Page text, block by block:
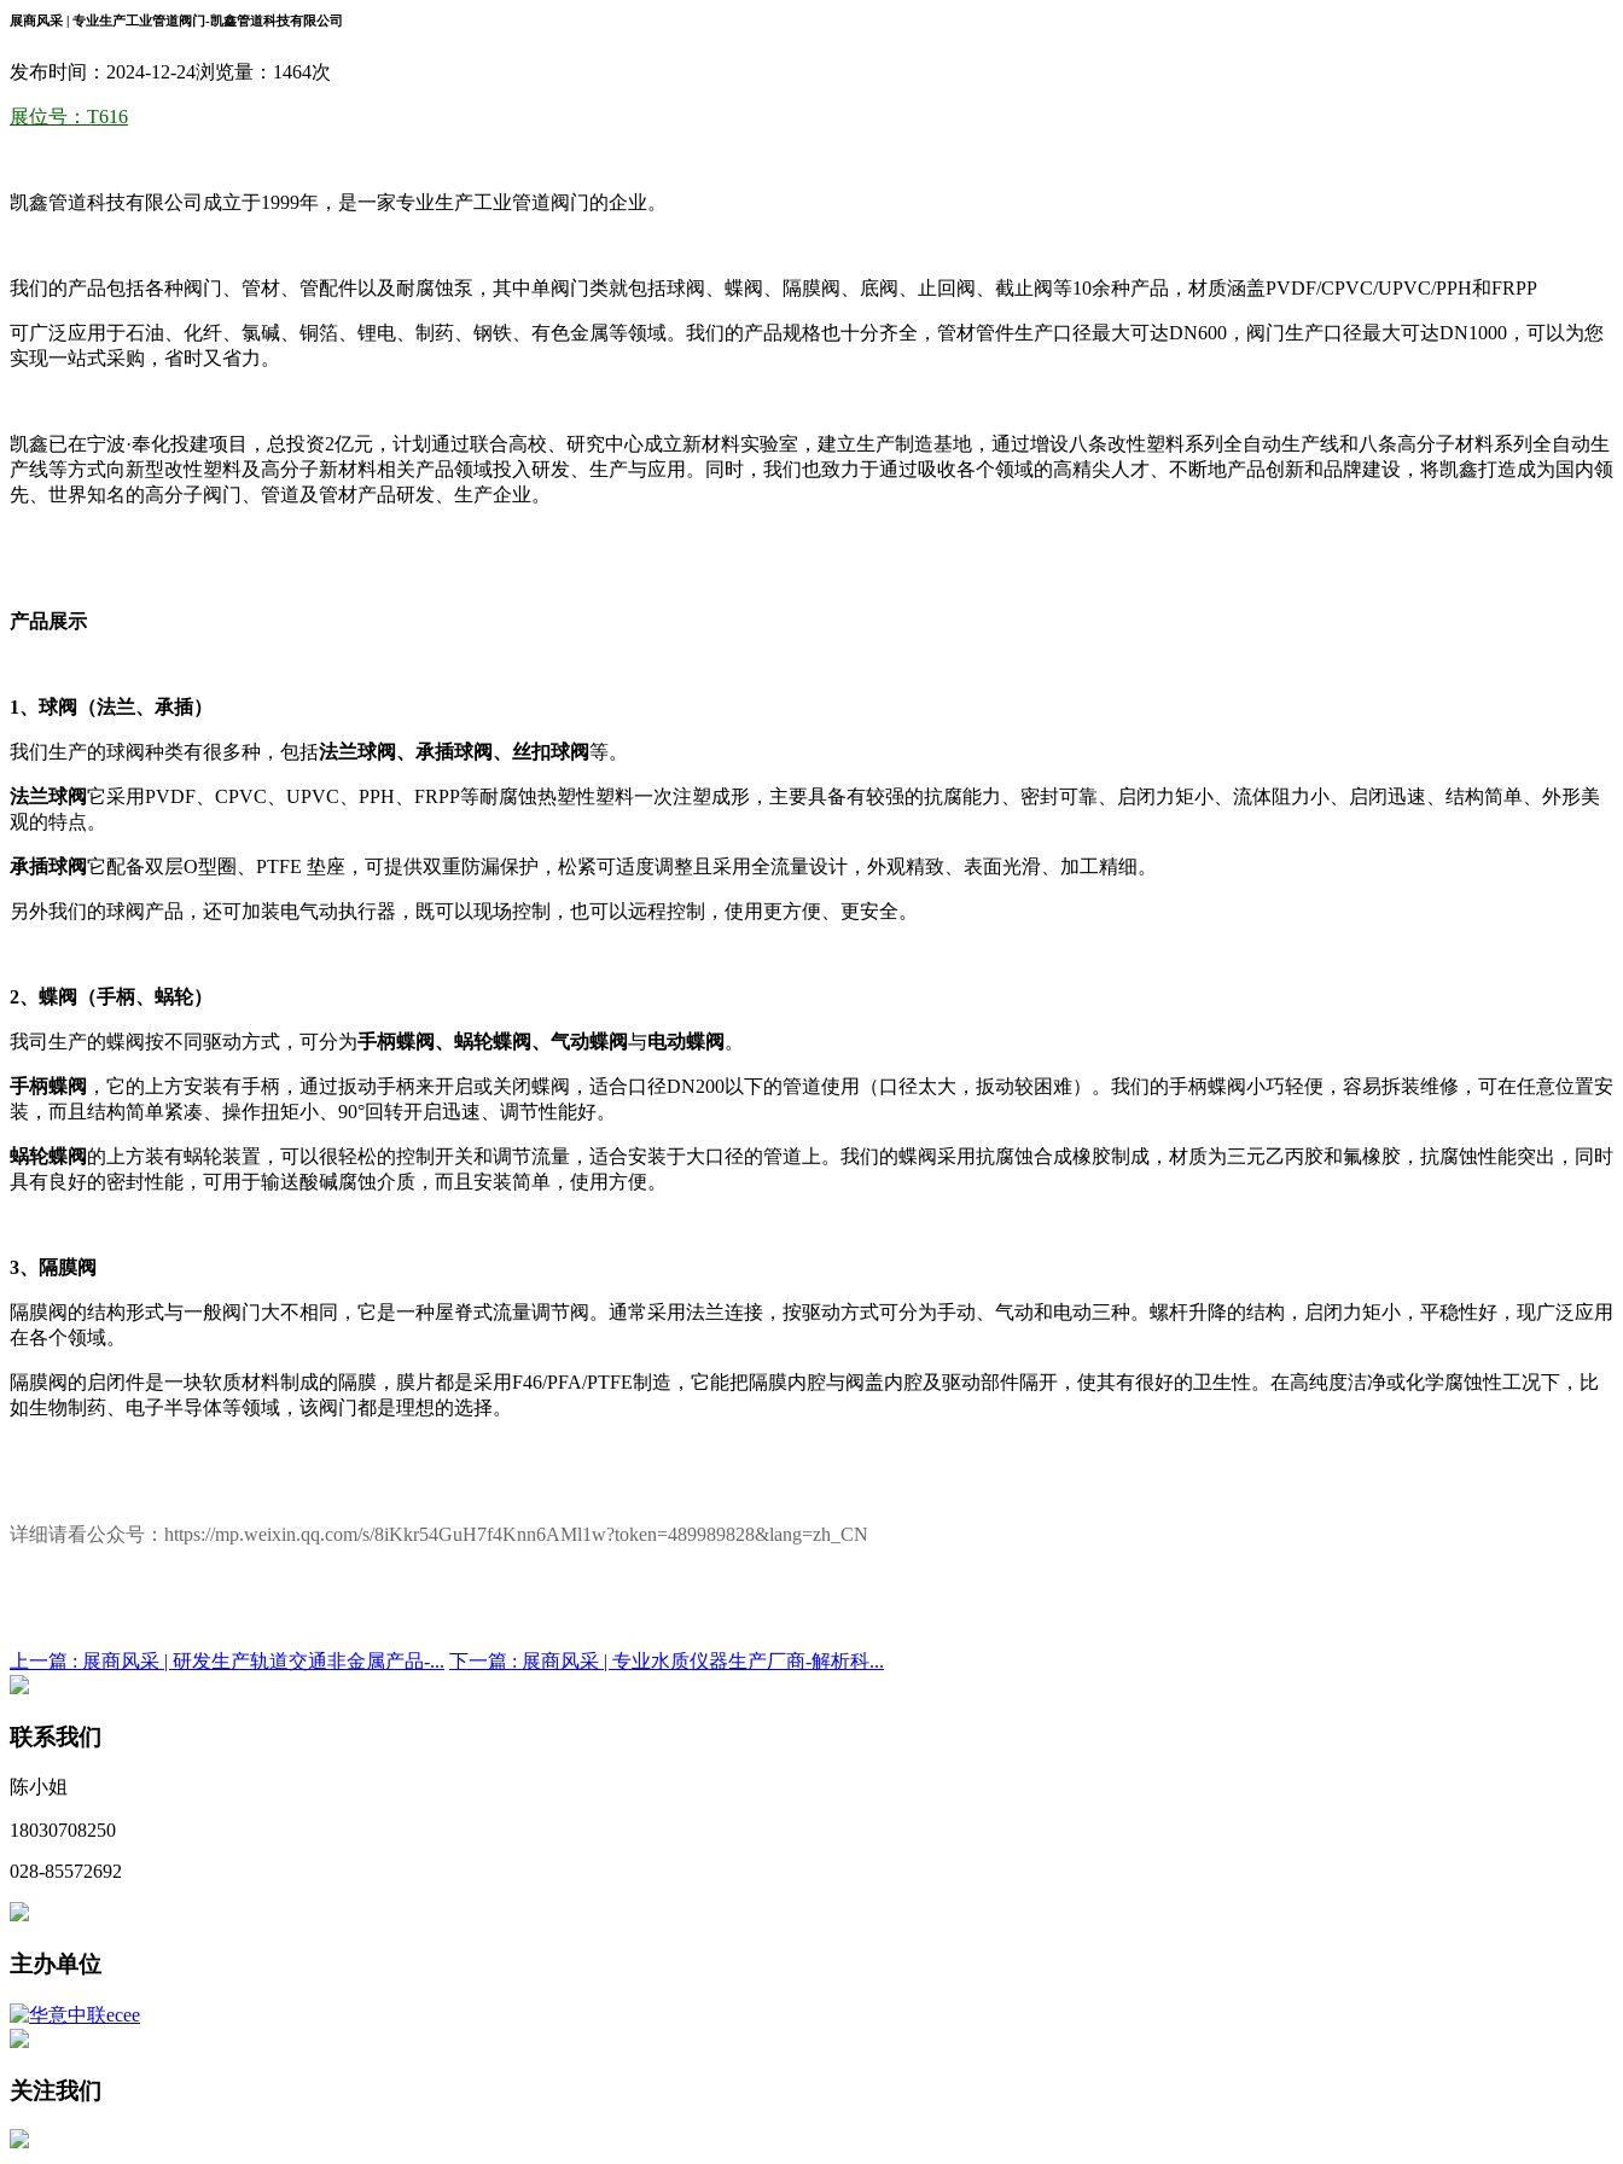
展商风采 | 专业生产工业管道阀门-凯鑫管道科技有限公司
发布时间：2024-12-24浏览量：1464次
展位号：T616
凯鑫管道科技有限公司成立于1999年，是一家专业生产工业管道阀门的企业。
我们的产品包括各种阀门、管材、管配件以及耐腐蚀泵，其中单阀门类就包括球阀、蝶阀、隔膜阀、底阀、止回阀、截止阀等10余种产品，材质涵盖PVDF/CPVC/UPVC/PPH和FRPP
可广泛应用于石油、化纤、氯碱、铜箔、锂电、制药、钢铁、有色金属等领域。我们的产品规格也十分齐全，管材管件生产口径最大可达DN600，阀门生产口径最大可达DN1000， 可以为您
实现一站式采购，省时又省力。
凯鑫已在宁波·奉化投建项目，总投资2亿元，计划通过联合高校、研究中心成立新材料实验室，建立生产制造基地，通过增设八条改性塑料系列全自动生产线和八条高分子材料系列全自动生
产线等方式向新型改性塑料及高分子新材料相关产品领域投入研发、生产与应用。
同时，我们也致力于通过吸收各个领域的高精尖人才、不断地产品创新和品牌建设，将凯鑫打造成为国内领
先、世界知名的高分子阀门、管道及管材产品研发、生产企业。
产品展示
1、 球阀 （法兰、 承插）
我们生产的球阀种类有很多种，包括法兰球阀、承插球阀、丝扣球阀等。
法兰球阀它采用PVDF、CPVC、UPVC、PPH、FRPP等耐腐蚀热塑性塑料一次注塑成形，主要具备有较强的抗腐能力、密封可靠、启闭力矩小、流体阻力小、启闭迅速、结构简单、外形美
观的特点。
承插球阀它配备双层O型圈、PTFE 垫座，可提供双重防漏保护，松紧可适度调整且采用全流量设计，外观精致、表面光滑、加工精细。
另外我们的球阀产品，还可加装电气动执行器，既可以现场控制，也可以远程控制，使用更方便、更安全。
2、 蝶阀 （手柄、蜗轮）
我司生产的蝶阀按不同驱动方式，可分为手柄蝶阀、蜗轮蝶阀、气动蝶阀与电动蝶阀 。
手柄蝶阀 ，它的上方安装有手柄，通过扳动手柄来开启或关闭蝶阀，适合口径DN200以下的管道使用（口径太大，扳动较困难）。我们的手柄蝶阀小巧轻便，容易拆装维修，可在任意位置安
装，而且结构简单紧凑、操作扭矩小、90°回转开启迅速、调节性能好。
蜗轮蝶阀的上方装有蜗轮装置，可以很轻松的控制开关和调节流量，适合安装于大口径的管道上。我们的蝶阀采用抗腐蚀合成橡胶制成，材质为三元乙丙胶和氟橡胶，抗腐蚀性能突出，同时
具有良好的密封性能，可用于输送酸碱腐蚀介质，而且安装简单，使用方便。
3、 隔膜阀
隔膜阀的结构形式与一般阀门大不相同，它是一种屋脊式流量调节阀。通常采用法兰连接，按驱动方式可分为手动、气动和电动三种。螺杆升降的结构，启闭力矩小，平稳性好，现广泛应用
在各个领域。
隔膜阀的启闭件是一块软质材料制成的隔膜，膜片都是采用F46/PFA/PTFE制造，它能把隔膜内腔与阀盖内腔及驱动部件隔开，使其有很好的卫生性。在高纯度洁净或化学腐蚀性工况下，比
如生物制药、电子半导体等领域，该阀门都是理想的选择。
详细请看公众号： https://mp.weixin.qq.com/s/8iKkr54GuH7f4Knn6AMl1w?token=489989828&lang=zh_CN
上一篇 : 展商风采 | 研发生产轨道交通非金属产品-... 下一篇 : 展商风采 | 专业水质仪器生产厂商-解析科...
联系我们
陈小姐
18030708250
028-85572692
主办单位
关注我们